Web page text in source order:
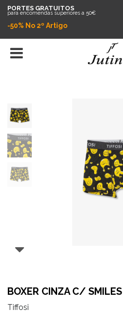
PORTES GRATUITOS
para encomendas superiores a 50€
-50% No 2º Artigo
BOXER CINZA C/
Tiffosi